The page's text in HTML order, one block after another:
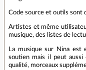
Code source et outils sont
Artistes et même
musique, des listes de
La musique sur Nina
soutien mais il peut aussi
qualité, morceaux